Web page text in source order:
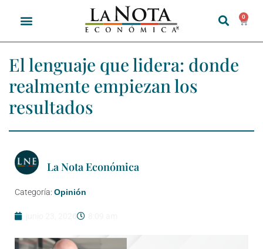
0
El lenguaje que lidera: donde
realmente empiezan los
resultados
La Nota Económica
Categoría: Opinión